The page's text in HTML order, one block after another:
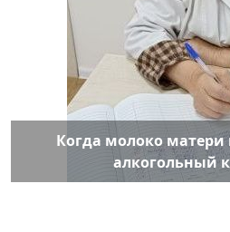
Когда молоко матери
алкогольный